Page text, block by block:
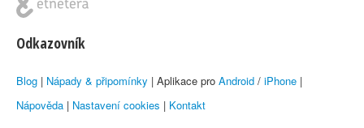
Odkazovník
Blog | Nápady & připomínky | Aplikace pro Android / iPhone |
Nápověda | Nastavení cookies | Kontakt